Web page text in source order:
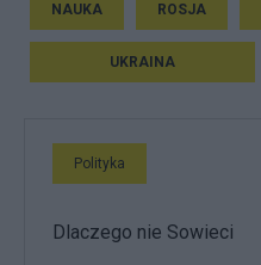
NAUKA ROSJA
UKRAINA
Polityka
Dlaczego nie Sowieci